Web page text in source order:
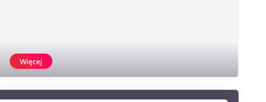
Więcej